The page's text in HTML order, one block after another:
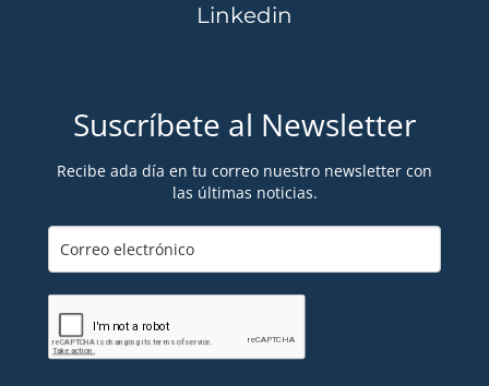
Linkedin
Suscríbete al Newsletter
Recibe ada día en tu correo nuestro newsletter con
las últimas noticias.